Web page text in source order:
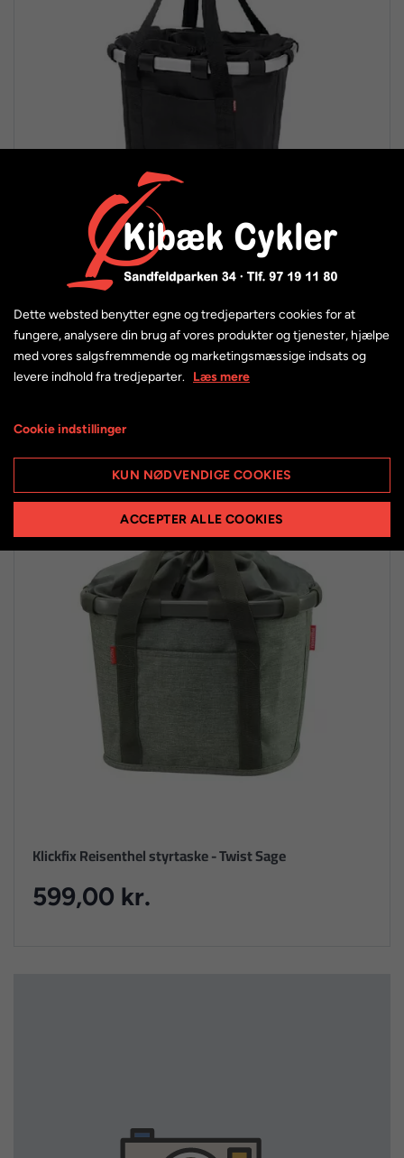
Klickfix Reisenthel styrtaske
549,00 kr.
Klickfix Reisenthel styrtaske - Twist Sage
599,00 kr.
Dette websted benytter egne og tredjeparters cookies for at
fungere, analysere din brug af vores produkter og tjenester, hjælpe
med vores salgsfremmende og marketingsmæssige indsats og
levere indhold fra tredjeparter. Læs mere
Cookie indstillinger
KUN NØDVENDIGE COOKIES
ACCEPTER ALLE COOKIES